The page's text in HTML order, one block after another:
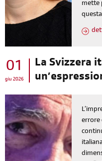
mette
01
giu 2026
La Svizzera
errore